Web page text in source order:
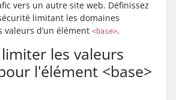
vers un autre site web. Définissez
limitant les domaines
valeurs d’un élément <base>.
les valeurs
l'élément <base>